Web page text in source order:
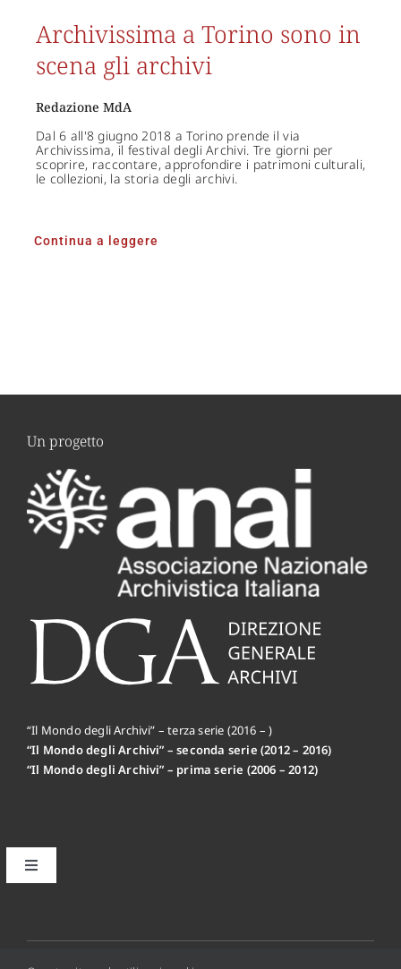
Archivissima a Torino sono in
scena gli archivi
Redazione MdA
Dal 6 all'8 giugno 2018 a Torino prende il via
Archivissima, il festival degli Archivi. Tre giorni per
scoprire, raccontare, approfondire i patrimoni culturali,
le collezioni, la storia degli archivi.
Continua a leggere
Un progetto
“Il Mondo degli Archivi” – terza serie (2016 – )
“Il Mondo degli Archivi” – seconda serie (2012 – 2016)
“Il Mondo degli Archivi” – prima serie (2006 – 2012)
Toggle